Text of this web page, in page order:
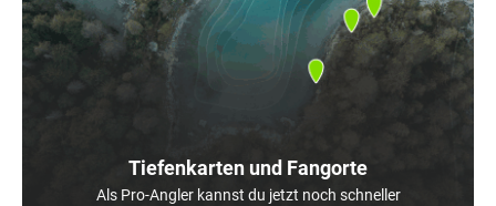
Tiefenkarten und Fangorte
Als Pro-Angler kannst du jetzt noch schneller